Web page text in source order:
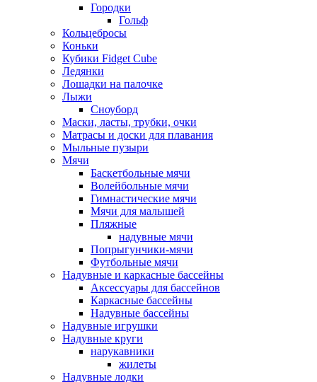
Городки
Гольф
Кольцебросы
Коньки
Кубики Fidget Cube
Ледянки
Лошадки на палочке
Лыжи
Сноуборд
Маски, ласты, трубки, очки
Матрасы и доски для плавания
Мыльные пузыри
Мячи
Баскетбольные мячи
Волейбольные мячи
Гимнастические мячи
Мячи для малышей
Пляжные
надувные мячи
Попрыгунчики-мячи
Футбольные мячи
Надувные и каркасные бассейны
Аксессуары для бассейнов
Каркасные бассейны
Надувные бассейны
Надувные игрушки
Надувные круги
нарукавники
жилеты
Надувные лодки